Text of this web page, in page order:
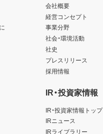
会社概要
経営コンセプト
事業分野
社会・環境活動
社史
プレスリリース
採用情報
IR・投資家情報
IR・投資家情報トップ
IRニュース
IRライブラリー